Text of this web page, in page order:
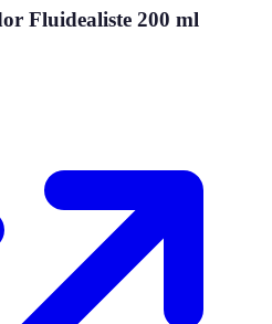
Fluidealiste 200 ml